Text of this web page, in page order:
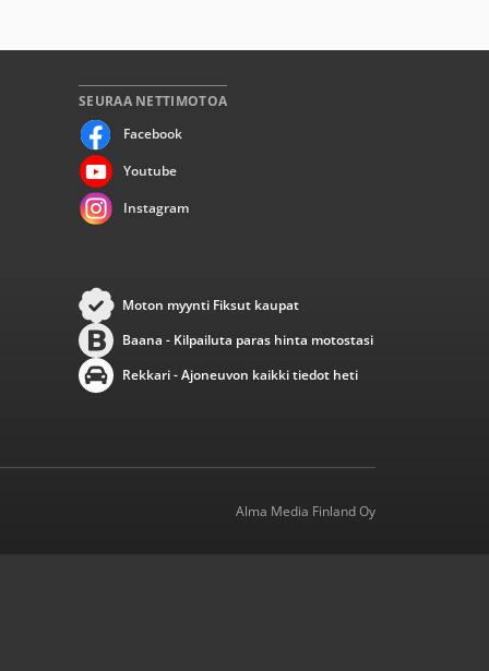
SEURAA NETTIMOTOA
Facebook
Youtube
Instagram
Moton myynti Fiksut kaupat
Baana - Kilpailuta paras hinta motostasi
Rekkari - Ajoneuvon kaikki tiedot heti
Alma Media Finland Oy